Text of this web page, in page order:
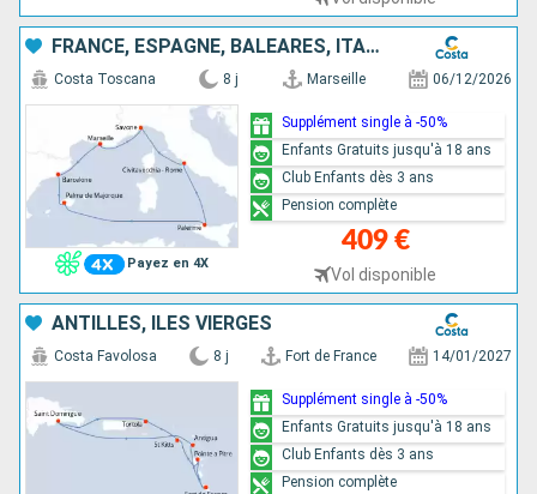
FRANCE, ESPAGNE, BALÉARES, ITALIE
Payez en 4X
Costa Toscana 8 j Marseille 06/12/2026
409 €
Vol disponible
Supplément single à -50%
Enfants Gratuits jusqu'à 18 ans
Club Enfants dès 3 ans
Pension complète
ANTILLES, ILES VIERGES
Costa Favolosa 8 j Fort de France 14/01/2027
Supplément single à -50%
Enfants Gratuits jusqu'à 18 ans
Club Enfants dès 3 ans
Pension complète